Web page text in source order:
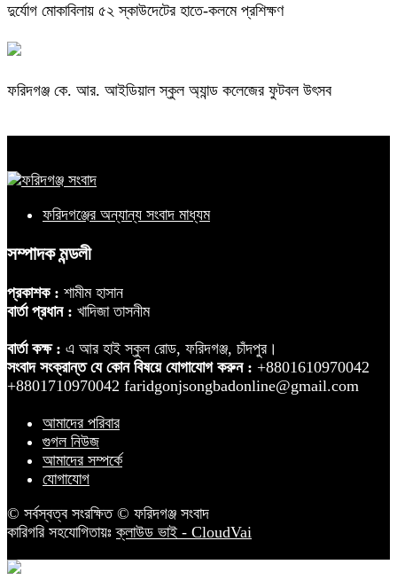
দুর্যোগ মোকাবিলায় ৫২ স্কাউদেটের হাতে-কলমে প্রশিক্ষণ
ফরিদগঞ্জ কে. আর. আইডিয়াল স্কুল অ্যান্ড কলেজের ফুটবল উৎসব
ফরিদগঞ্জের অন্যান্য সংবাদ মাধ্যম
সম্পাদক মন্ডলী
প্রকাশক : শামীম হাসান
বার্তা প্রধান : খাদিজা তাসনীম
বার্তা কক্ষ : এ আর হাই স্কুল রোড, ফরিদগঞ্জ, চাঁদপুর।
সংবাদ সংক্রান্ত যে কোন বিষয়ে যোগাযোগ করুন : +8801610970042
+8801710970042 faridgonjsongbadonline@gmail.com
আমাদের পরিবার
গুগল নিউজ
আমাদের সম্পর্কে
যোগাযোগ
© সর্বস্বত্ব সংরক্ষিত © ফরিদগঞ্জ সংবাদ
কারিগরি সহযোগিতায়ঃক্লাউড ভাই - CloudVai